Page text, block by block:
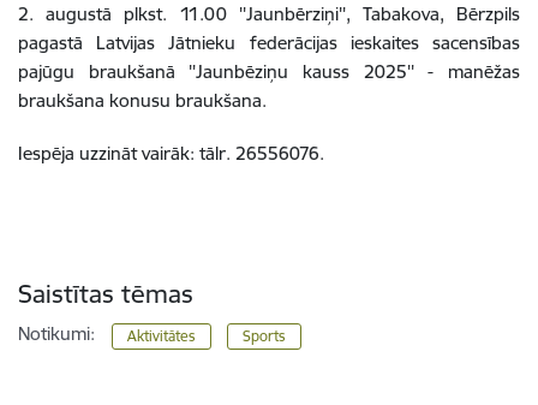
2. augustā plkst. 11.00 ''Jaunbērziņi'', Tabakova, Bērzpils
pagastā Latvijas Jātnieku federācijas ieskaites sacensības
pajūgu braukšanā ''Jaunbēziņu kauss 2025'' - manēžas
braukšana konusu braukšana.
Iespēja uzzināt vairāk: tālr. 26556076.
Saistītas tēmas
Notikumi: Aktivitātes Sports